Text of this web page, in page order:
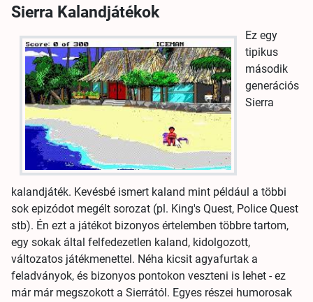
Sierra Kalandjátékok
Ez egy
tipikus
második
generációs
Sierra
kalandjáték. Kevésbé ismert kaland mint például a többi
sok epizódot megélt sorozat (pl. King's Quest, Police Quest
stb). Én ezt a játékot bizonyos értelemben többre tartom,
egy sokak által felfedezetlen kaland, kidolgozott,
változatos játékmenettel. Néha kicsit agyafurtak a
feladványok, és bizonyos pontokon veszteni is lehet - ez
már már megszokott a Sierrától. Egyes részei humorosak